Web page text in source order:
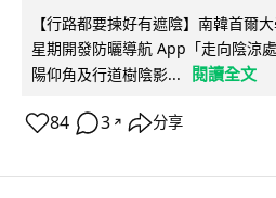
【行路都要揀好有遮陰】南韓首爾
星期開發防曬導航 App「走向陰涼
陽仰角及行道樹陰影...
閱讀全文
84 3 ↗ 分享